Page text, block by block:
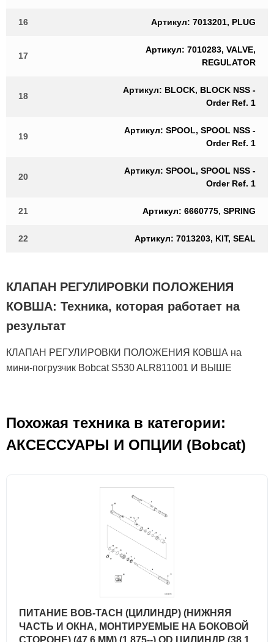
16 Артикул: 7013201, PLUG
17
Артикул: 7010283, VALVE,
REGULATOR
18
Артикул: BLOCK, BLOCK NSS -
Order Ref. 1
19
Артикул: SPOOL, SPOOL NSS -
Order Ref. 1
20
Артикул: SPOOL, SPOOL NSS -
Order Ref. 1
21 Артикул: 6660775, SPRING
22 Артикул: 7013203, KIT, SEAL
КЛАПАН РЕГУЛИРОВКИ ПОЛОЖЕНИЯ
КОВША: Техника, которая работает на
результат
КЛАПАН РЕГУЛИРОВКИ ПОЛОЖЕНИЯ КОВША на
мини-погрузчик Bobcat S530 ALR811001 И ВЫШЕ
Похожая техника в категории:
АКСЕСCУАРЫ И ОПЦИИ (Bobcat)
ПИТАНИЕ BOB-TACH (ЦИЛИНДР) (НИЖНЯЯ
ЧАСТЬ И ОКНА, МОНТИРУЕМЫЕ НА БОКОВОЙ
СТОРОНЕ) (47,6 ММ) (1.875--) OD ЦИЛИНДР (38,1